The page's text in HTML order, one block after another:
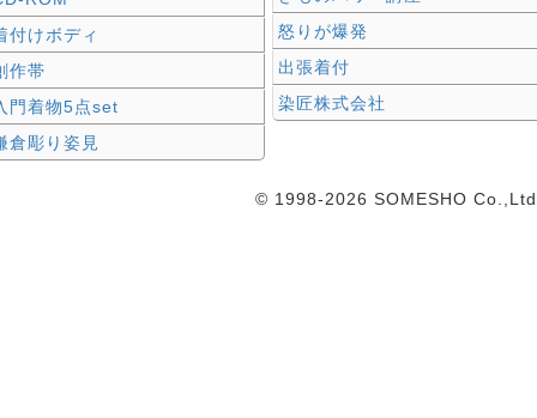
付けボディ
作帯
門着物5点set
倉彫り姿見
怒りが爆発
出張着付
染匠株式会社
© 1998-2026 SOMESHO Co.,Ltd